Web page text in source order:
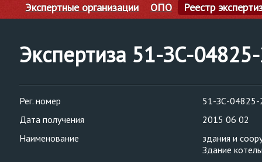
Экспертные организации ОПО Реестр
Экспертиза 51-ЗС-
Рег. номер
51-ЗС-04825-
Дата получения
2015 06 02
Наименование
здания и
Здание